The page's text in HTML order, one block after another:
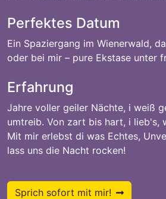
Perfektes Datum
Ein Spaziergang im Wienerwald,
oder bei mir – pure Ekstase unter
Erfahrung
Jahre voller geiler Nächte, i weiß
umtreib. Von zart bis hart, i lieb's,
Mit mir erlebst di was Echtes,
lass uns die Nacht rocken!
Sprich sofort mit mir!